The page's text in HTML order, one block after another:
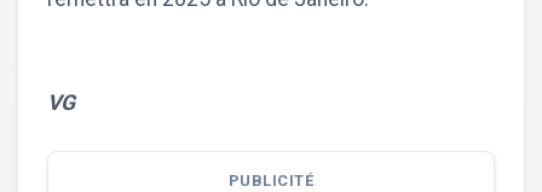
VG
PUBLICITÉ